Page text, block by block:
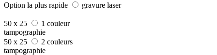
Option la plus rapide gravure laser
50 x 25
1 couleur
tampographie
50 x 25
2 couleurs
tampographie